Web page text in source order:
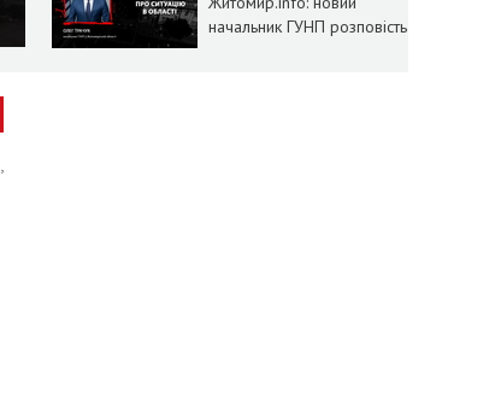
начальник ГУНП розповість